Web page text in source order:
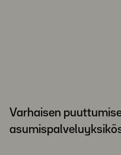
Varhaisen